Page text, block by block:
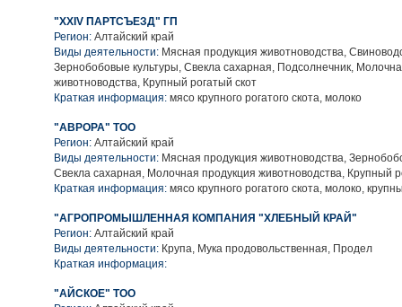
"XXIV ПАРТСЪЕЗД" ГП
Регион: Алтайский край
Виды деятельности: Мясная продукция животноводства,
Зернобобовые культуры, Свекла сахарная, Подсолнечник,
животноводства, Крупный рогатый скот
Краткая информация: мясо крупного рогатого скота, молоко
"АВРОРА" ТОО
Регион: Алтайский край
Виды деятельности: Мясная продукция животноводства,
Свекла сахарная, Молочная продукция животноводства, Крупный
Краткая информация: мясо крупного рогатого скота, молоко,
"АГРОПРОМЫШЛЕННАЯ КОМПАНИЯ "ХЛЕБНЫЙ КРАЙ"
Регион: Алтайский край
Виды деятельности: Крупа, Мука продовольственная, Продел
Краткая информация:
"АЙСКОЕ" ТОО